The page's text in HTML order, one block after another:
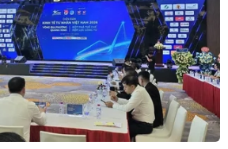
và Australia
tên lửa đạn
4.000 km